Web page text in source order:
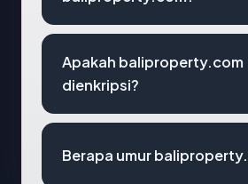
Apakah baliproperty.com
dienkripsi?
Berapa umur